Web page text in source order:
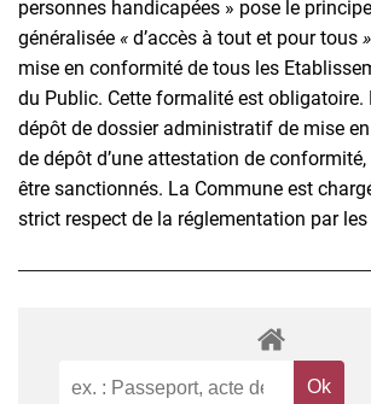
personnes handicapées » pose le
généralisée « d’accès à tout et pour tous
mise en conformité de tous les
du Public. Cette formalité est obligatoire.
dépôt de dossier administratif de mise
de dépôt d’une attestation de conformité,
être sanctionnés. La Commune est
strict respect de la réglementation par les